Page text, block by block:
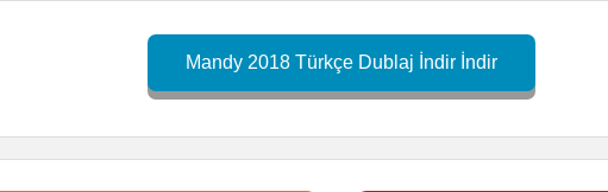
Mandy 2018 Türkçe Dublaj İndir İndir